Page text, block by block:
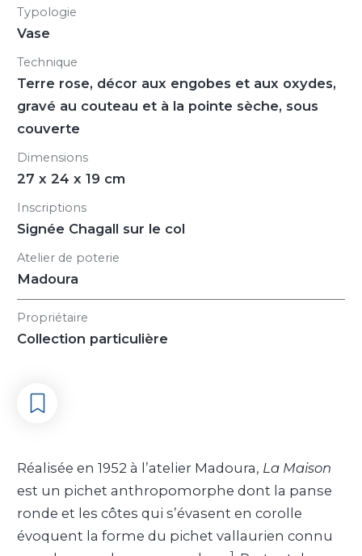
Typologie
Vase
Technique
Terre rose, décor aux engobes et aux oxydes,
gravé au couteau et à la pointe sèche, sous
couverte
Dimensions
27 x 24 x 19 cm
Inscriptions
Signée Chagall sur le col
Atelier de poterie
Madoura
Propriétaire
Collection particulière
Réalisée en 1952 à l’atelier Madoura, La Maison
est un pichet anthropomorphe dont la panse
ronde et les côtes qui s’évasent en corolle
évoquent la forme du pichet vallaurien connu